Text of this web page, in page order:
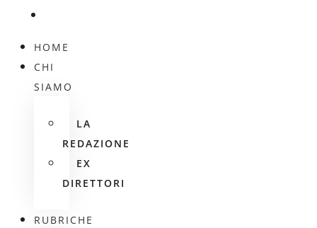
HOME
CHI
SIAMO
LA
REDAZIONE
EX
DIRETTORI
RUBRICHE